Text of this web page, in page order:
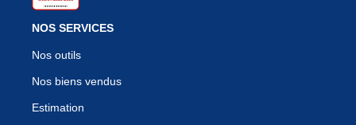
NOS SERVICES
Nos outils
Nos biens vendus
Estimation